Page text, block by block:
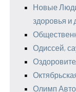
Новые
здоровья и
Одиссей,
Олимп Авто